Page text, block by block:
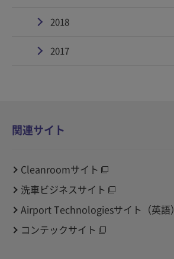
2018
2017
関連サイト
Cleanroomサイト
洗車ビジネスサイト
Airport Technologiesサイト（英語）
コンテックサイト